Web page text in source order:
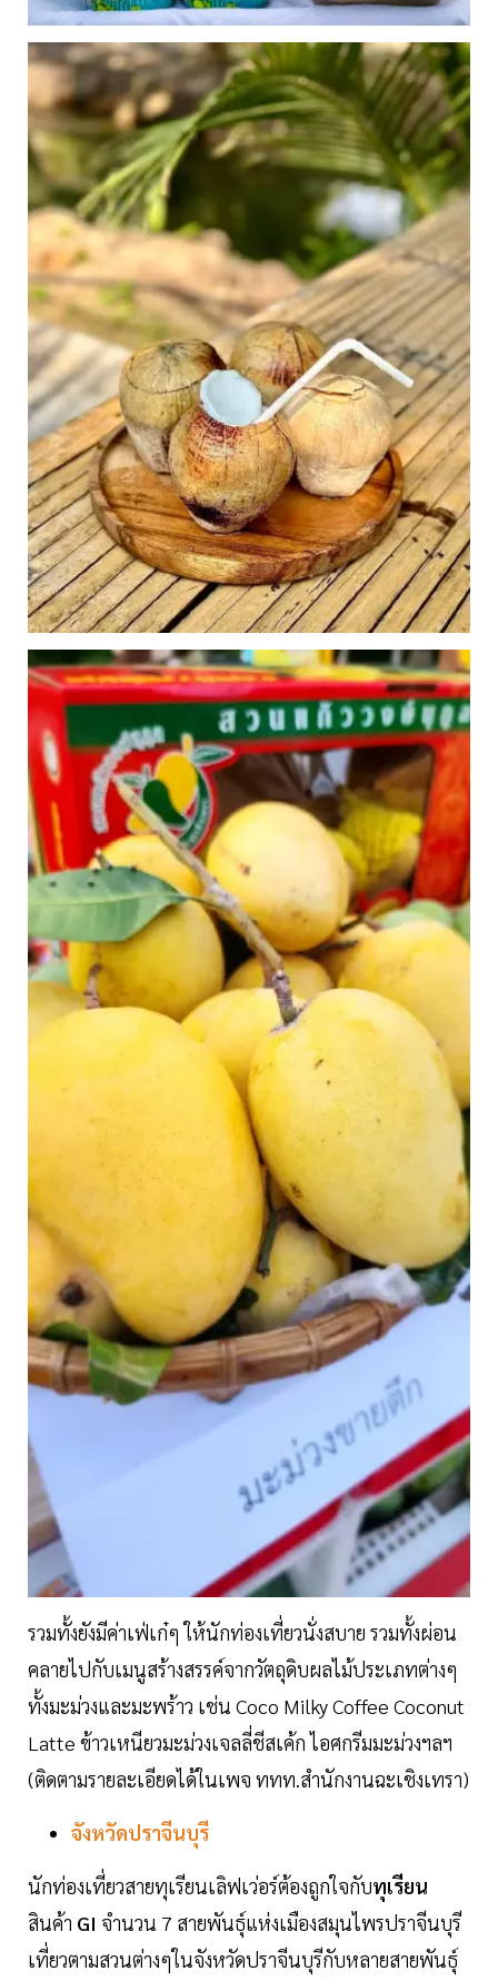
รวมทั้งยังมีค่าเฟ่เก๋ๆ ให้นักท่องเที่ยวนั่งสบาย รวมทั้งผ่อน
คลายไปกับเมนูสร้างสรรค์จากวัตถุดิบผลไม้ประเภทต่างๆ
ทั้งมะม่วงและมะพร้าว เช่น Coco Milky Coffee Coconut
Latte ข้าวเหนียวมะม่วงเจลลี่ชีสเค้ก ไอศกรีมมะม่วงฯลฯ
(ติดตามรายละเอียดได้ในเพจ ททท.สำนักงานฉะเชิงเทรา)
จังหวัดปราจีนบุรี
นักท่องเที่ยวสายทุเรียนเลิฟเว่อร์ต้องถูกใจกับทุเรียน
สินค้า GI จำนวน 7 สายพันธุ์แห่งเมืองสมุนไพรปราจีนบุรี
เที่ยวตามสวนต่างๆในจังหวัดปราจีนบุรีกับหลายสายพันธุ์